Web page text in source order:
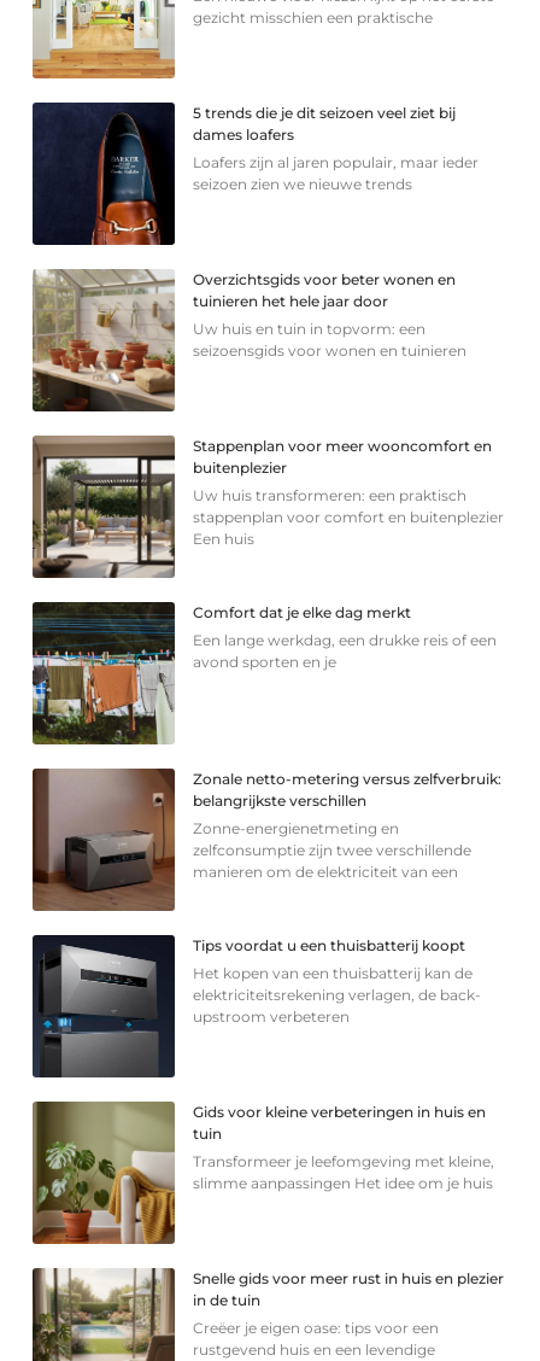
gezicht misschien een praktische
5 trends die je dit seizoen veel ziet bij
dames loafers
Loafers zijn al jaren populair, maar ieder
seizoen zien we nieuwe trends
Overzichtsgids voor beter wonen en
tuinieren het hele jaar door
Uw huis en tuin in topvorm: een
seizoensgids voor wonen en tuinieren
Stappenplan voor meer wooncomfort en
buitenplezier
Uw huis transformeren: een praktisch
stappenplan voor comfort en buitenplezier
Een huis
Comfort dat je elke dag merkt
Een lange werkdag, een drukke reis of een
avond sporten en je
Zonale netto-metering versus zelfverbruik:
belangrijkste verschillen
Zonne-energienetmeting en
zelfconsumptie zijn twee verschillende
manieren om de elektriciteit van een
Tips voordat u een thuisbatterij koopt
Het kopen van een thuisbatterij kan de
elektriciteitsrekening verlagen, de back-
upstroom verbeteren
Gids voor kleine verbeteringen in huis en
tuin
Transformeer je leefomgeving met kleine,
slimme aanpassingen Het idee om je huis
Snelle gids voor meer rust in huis en plezier
in de tuin
Creëer je eigen oase: tips voor een
rustgevend huis en een levendige